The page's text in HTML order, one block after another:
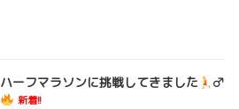
ハーフマラソンに挑戦してきました ‍♂
新着!!